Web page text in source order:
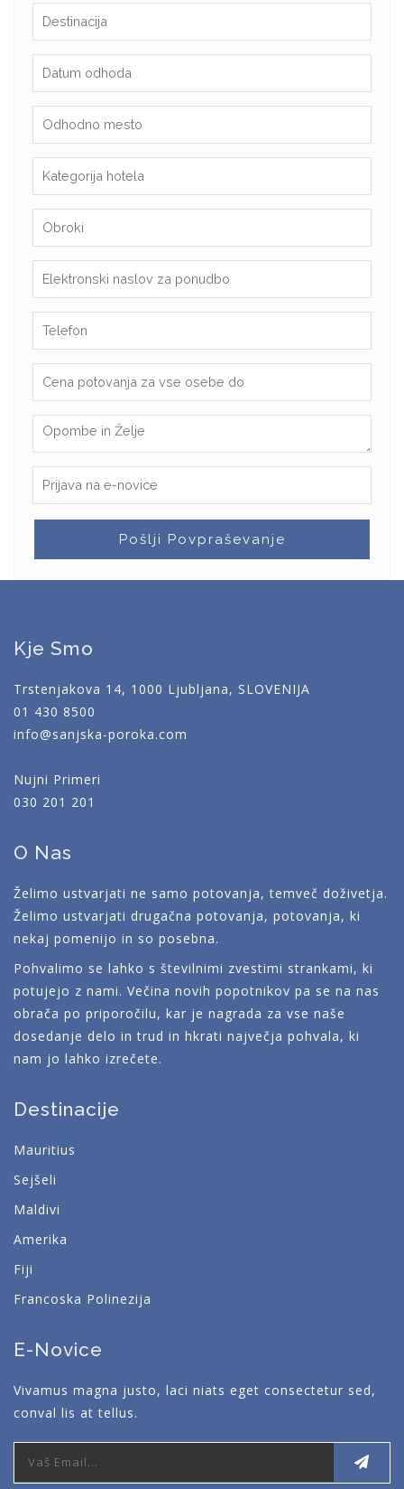
Pošlji Povpraševanje
Kje Smo
Trstenjakova 14, 1000 Ljubljana, SLOVENIJA
01 430 8500
info@sanjska-poroka.com
Nujni Primeri
030 201 201
O Nas
Želimo ustvarjati ne samo potovanja, temveč doživetja.
Želimo ustvarjati drugačna potovanja, potovanja, ki
nekaj pomenijo in so posebna.
Pohvalimo se lahko s številnimi zvestimi strankami, ki
potujejo z nami. Večina novih popotnikov pa se na nas
obrača po priporočilu, kar je nagrada za vse naše
dosedanje delo in trud in hkrati največja pohvala, ki
nam jo lahko izrečete.
Destinacije
Mauritius
Sejšeli
Maldivi
Amerika
Fiji
Francoska Polinezija
E-Novice
Vivamus magna justo, laci niats eget consectetur sed,
conval lis at tellus.